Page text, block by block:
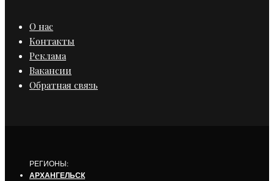
О нас
Контакты
Реклама
Вакансии
Обратная связь
РЕГИОНЫ:
АРХАНГЕЛЬСК